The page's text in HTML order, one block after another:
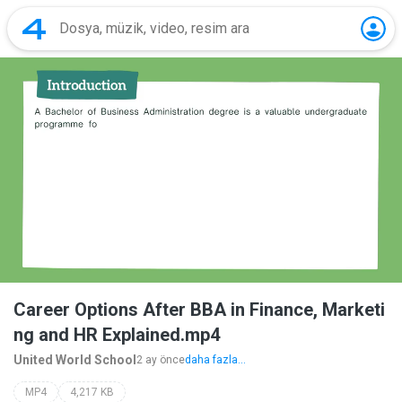
Career Options After BBA in Finance, Marketi
ng and HR Explained.mp4
United World School 2 ay öncedaha fazla...
MP4 4,217 KB